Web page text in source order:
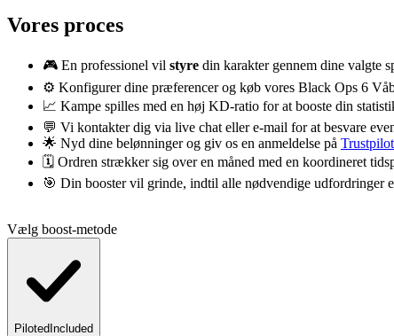
Vores proces
🎮 En professionel vil styre din karakter gennem dine valgte
⚙️ Konfigurer dine præferencer og køb vores Black Ops 6
📈 Kampe spilles med en høj KD-ratio for at booste din
💬 Vi kontakter dig via live chat eller e-mail for at besvare
🌟 Nyd dine belønninger og giv os en anmeldelse på Trustpilot
🗓️ Ordren strækker sig over en måned med en koordineret
🎯 Din booster vil grinde, indtil alle nødvendige udfordringer
Vælg boost-metode
Piloted Included